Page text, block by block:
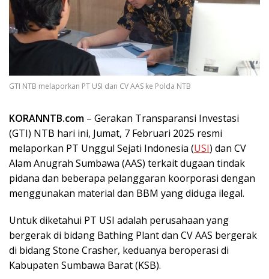
GTI NTB melaporkan PT USI dan CV AAS ke Polda NTB
KORANNTB.com – Gerakan Transparansi Investasi
(GTI) NTB hari ini, Jumat, 7 Februari 2025 resmi
melaporkan PT Unggul Sejati Indonesia (USI) dan CV
Alam Anugrah Sumbawa (AAS) terkait dugaan tindak
pidana dan beberapa pelanggaran koorporasi dengan
menggunakan material dan BBM yang diduga ilegal.
Untuk diketahui PT USI adalah perusahaan yang
bergerak di bidang Bathing Plant dan CV AAS bergerak
di bidang Stone Crasher, keduanya beroperasi di
Kabupaten Sumbawa Barat (KSB).